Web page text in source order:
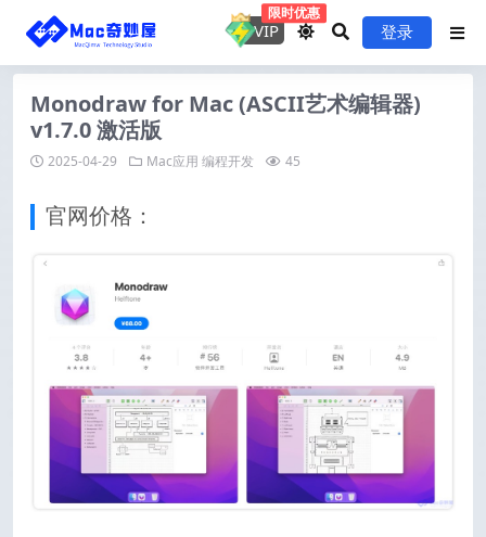
VIP
限时优惠
登录
Monodraw for Mac (ASCII艺术编辑器)
v1.7.0 激活版
2025-04-29 Mac应用 编程开发 45
官网价格：